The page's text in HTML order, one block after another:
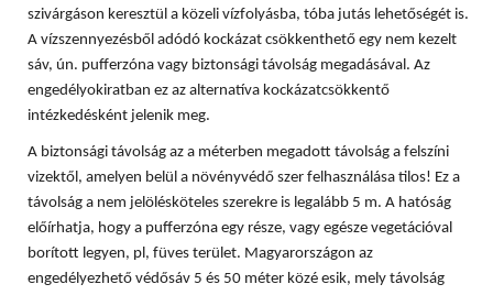
szivárgáson keresztül a közeli vízfolyásba, tóba jutás lehetőségét is.
A vízszennyezésből adódó kockázat csökkenthető egy nem kezelt
sáv, ún. pufferzóna vagy biztonsági távolság megadásával. Az
engedélyokiratban ez az alternatíva kockázatcsökkentő
intézkedésként jelenik meg.
A biztonsági távolság az a méterben megadott távolság a felszíni
vizektől, amelyen belül a növényvédő szer felhasználása tilos! Ez a
távolság a nem jelölésköteles szerekre is legalább 5 m. A hatóság
előírhatja, hogy a pufferzóna egy része, vagy egésze vegetációval
borított legyen, pl, füves terület. Magyarországon az
engedélyezhető védősáv 5 és 50 méter közé esik, mely távolság